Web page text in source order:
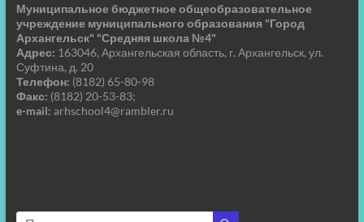
Муниципальное бюджетное общеобразовательное
учреждение муниципального образования "Город
Архангельск" "Средняя школа №4"
Адрес: 163046, Архангельская область, г. Архангельск, ул.
Суфтина, д. 20
Телефон: (8182) 65-80-98
Факс: (8182) 20-53-83;
e-mail: arhschool4@rambler.ru